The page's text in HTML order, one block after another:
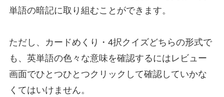
単語の暗記に取り組むことができます。
ただし、カードめくり・4択クイズどちらの形式で
も、英単語の色々な意味を確認するにはレビュー
画面でひとつひとつクリックして確認していかな
くてはいけません。